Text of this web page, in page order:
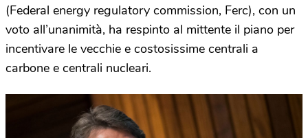
(Federal energy regulatory commission, Ferc), con un
voto all’unanimità, ha respinto al mittente il piano per
incentivare le vecchie e costosissime centrali a
carbone e centrali nucleari.